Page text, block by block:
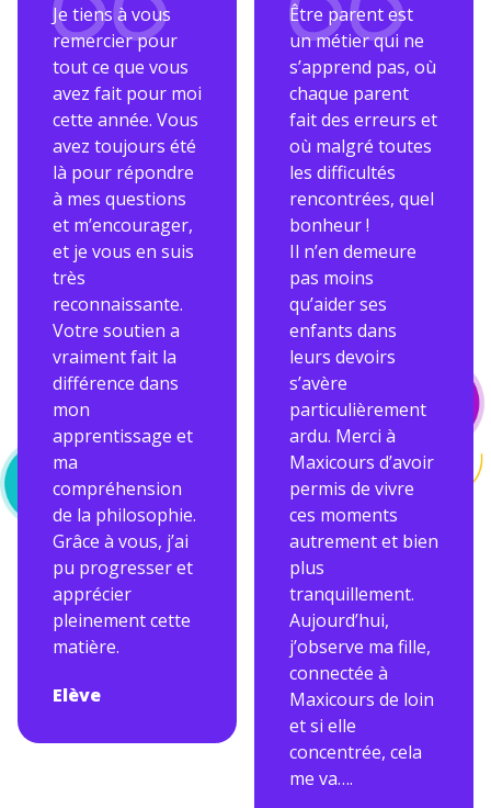
Je tiens à vous
remercier pour
tout ce que vous
avez fait pour moi
cette année. Vous
avez toujours été
là pour répondre
à mes questions
et m’encourager,
et je vous en suis
très
reconnaissante.
Votre soutien a
vraiment fait la
différence dans
mon
apprentissage et
ma
compréhension
de la philosophie.
Grâce à vous, j’ai
pu progresser et
apprécier
pleinement cette
matière.
Elève
Être parent est
un métier qui ne
s’apprend pas, où
chaque parent
fait des erreurs et
où malgré toutes
les difficultés
rencontrées, quel
bonheur !
Il n’en demeure
pas moins
qu’aider ses
enfants dans
leurs devoirs
s’avère
particulièrement
ardu. Merci à
Maxicours d’avoir
permis de vivre
ces moments
autrement et bien
plus
tranquillement.
Aujourd’hui,
j’observe ma fille,
connectée à
Maxicours de loin
et si elle
concentrée, cela
me va….